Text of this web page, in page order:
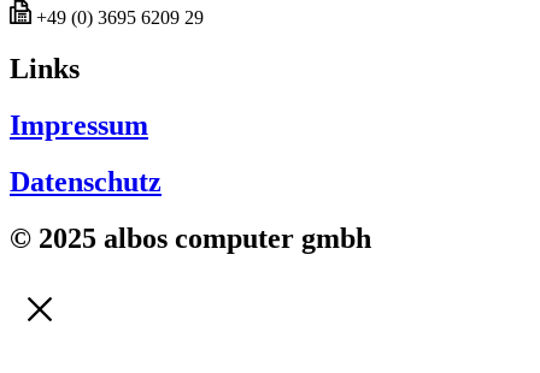
+49 (0) 3695 6209 29
Links
Impressum
Datenschutz
© 2025 albos computer gmbh